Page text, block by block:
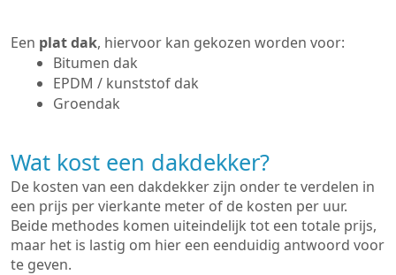
Een plat dak, hiervoor kan gekozen worden voor:
Bitumen dak
EPDM / kunststof dak
Groendak
Wat kost een dakdekker?
De kosten van een dakdekker zijn onder te verdelen in
een prijs per vierkante meter of de kosten per uur.
Beide methodes komen uiteindelijk tot een totale prijs,
maar het is lastig om hier een eenduidig antwoord voor
te geven.